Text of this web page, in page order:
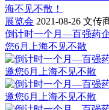
海不见不散！
展览会 2021-08-26 文传
倒计时一个月—百强药
您6月上海不见不散